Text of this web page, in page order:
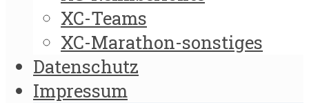
XC-Teams
XC-Marathon-sonstiges
Datenschutz
Impressum